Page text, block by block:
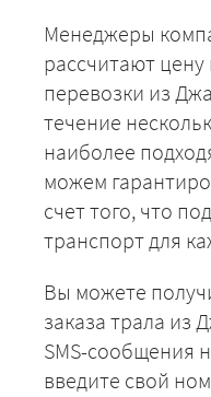
Менеджеры
рассчитают
перевозки из
течение
наиболее
можем
счет того, что
транспорт для
Вы можете
заказа трала из
SMS-сообщения
введите свой